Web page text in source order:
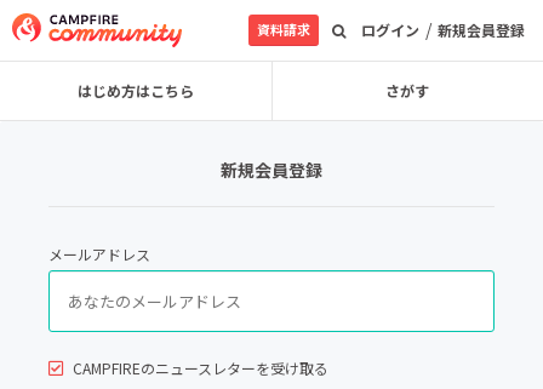
ログイン / 新規会員登録
資料請求
はじめ方はこちら さがす
新規会員登録
メールアドレス
CAMPFIREのニュースレターを受け取る